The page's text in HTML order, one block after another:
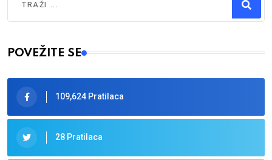
Type 2 or more characters for results.
POVEŽITE SE
109,624 Pratilaca
28 Pratilaca